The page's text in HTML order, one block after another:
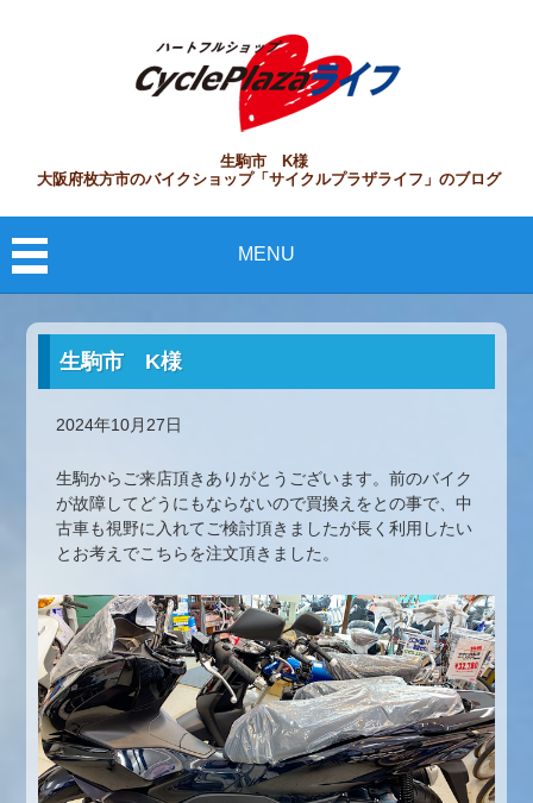
生駒市 K様
大阪府枚方市のバイクショップ「サイクルプラザライフ」のブログ
MENU
生駒市 K様
2024年10月27日
生駒からご来店頂きありがとうございます。前のバイク
が故障してどうにもならないので買換えをとの事で、中
古車も視野に入れてご検討頂きましたが長く利用したい
とお考えでこちらを注文頂きました。